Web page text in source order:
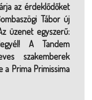
az érdeklődőket
Tábor új
üzenet egyszerű:
A Tandem
szakemberek
a Prima Primissima